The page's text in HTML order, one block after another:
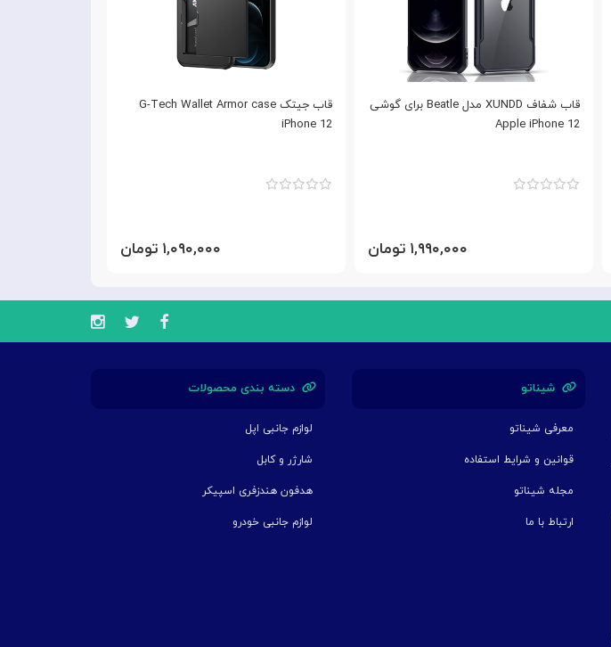
قاب جیتک G-Tech Wallet Armor case
iPhone 12
۱,۰۹۰,۰۰۰ تومان
قاب شفاف XUNDD مدل Beatle برای گوشی
Apple iPhone 12
۱,۹۹۰,۰۰۰ تومان
شیناتو
معرفی شیناتو
قوانین و شرایط استفاده
مجله شیناتو
ارتباط با ما
دسته بندی محصولات
لوازم جانبی اپل
شارژر و کابل
هدفون هندزفری اسپیکر
لوازم جانبی خودرو